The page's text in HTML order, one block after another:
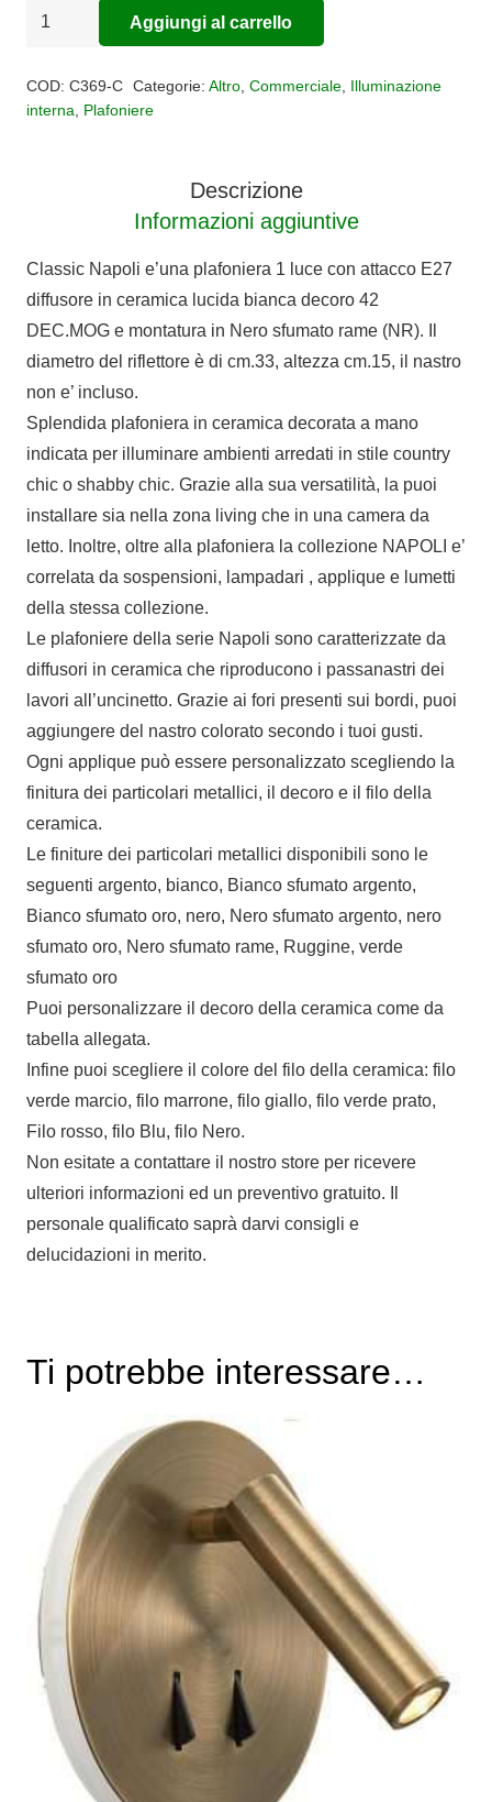
Plafoniera
quantità
Aggiungi al carrello
COD: C369-C Categorie: Altro, Commerciale, Illuminazione
interna
Plafoniere
Descrizione
Informazioni aggiuntive
Classic Napoli e’una plafoniera 1 luce con attacco E27
diffusore in ceramica lucida bianca decoro 42
DEC.MOG e montatura in Nero sfumato rame (NR). Il
diametro del riflettore è di cm.33, altezza cm.15, il nastro
non e’ incluso.
Splendida plafoniera in ceramica decorata a mano
indicata per illuminare ambienti arredati in stile country
chic o shabby chic. Grazie alla sua versatilità, la puoi
installare sia nella zona living che in una camera da
letto. Inoltre, oltre alla plafoniera la collezione NAPOLI e’
correlata da sospensioni, lampadari , applique e lumetti
della stessa collezione.
Le plafoniere della serie Napoli sono caratterizzate da
diffusori in ceramica che riproducono i passanastri dei
lavori all’uncinetto. Grazie ai fori presenti sui bordi, puoi
aggiungere del nastro colorato secondo i tuoi gusti.
Ogni applique può essere personalizzato scegliendo la
finitura dei particolari metallici, il decoro e il filo della
ceramica.
Le finiture dei particolari metallici disponibili sono le
seguenti argento, bianco, Bianco sfumato argento,
Bianco sfumato oro, nero, Nero sfumato argento, nero
sfumato oro, Nero sfumato rame, Ruggine, verde
sfumato oro
Puoi personalizzare il decoro della ceramica come da
tabella allegata.
Infine puoi scegliere il colore del filo della ceramica: filo
verde marcio, filo marrone, filo giallo, filo verde prato,
Filo rosso, filo Blu, filo Nero.
Non esitate a contattare il nostro store per ricevere
ulteriori informazioni ed un preventivo gratuito. Il
personale qualificato saprà darvi consigli e
delucidazioni in merito.
Ti potrebbe interessare…